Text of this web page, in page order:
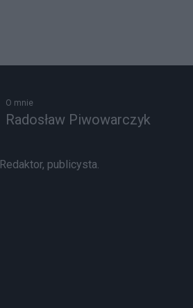
O mnie
Radosław Piwowarczyk
Redaktor, publicysta.